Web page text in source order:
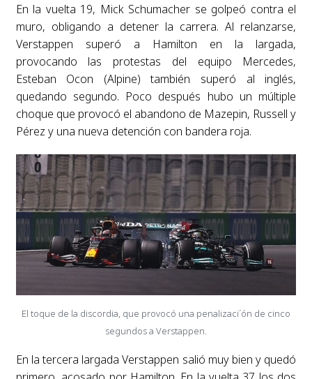
En la vuelta 19, Mick Schumacher se golpeó contra el
muro, obligando a detener la carrera. Al relanzarse,
Verstappen superó a Hamilton en la largada,
provocando las protestas del equipo Mercedes,
Esteban Ocon (Alpine) también superó al inglés,
quedando segundo. Poco después hubo un múltiple
choque que provocó el abandono de Mazepin, Russell y
Pérez y una nueva detención con bandera roja.
El toque de la discordia, que provocó una penalizaci´ón de cinco
segundos a Verstappen.
En la tercera largada Verstappen salió muy bien y quedó